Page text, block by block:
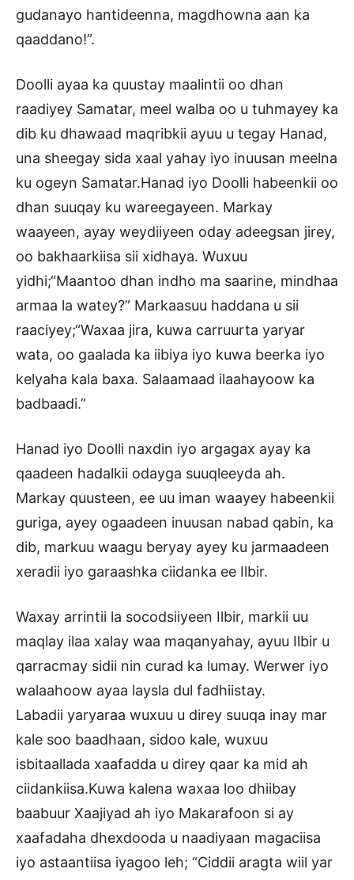
gudanayo hantideenna, magdhowna aan ka
qaaddano!”.
Doolli ayaa ka quustay maalintii oo dhan
raadiyey Samatar, meel walba oo u tuhmayey ka
dib ku dhawaad maqribkii ayuu u tegay Hanad,
una sheegay sida xaal yahay iyo inuusan meelna
ku ogeyn Samatar.Hanad iyo Doolli habeenkii oo
dhan suuqay ku wareegayeen. Markay
waayeen, ayay weydiiyeen oday adeegsan jirey,
oo bakhaarkiisa sii xidhaya. Wuxuu
yidhi;“Maantoo dhan indho ma saarine, mindhaa
armaa la watey?” Markaasuu haddana u sii
raaciyey;“Waxaa jira, kuwa carruurta yaryar
wata, oo gaalada ka iibiya iyo kuwa beerka iyo
kelyaha kala baxa. Salaamaad ilaahayoow ka
badbaadi.”
Hanad iyo Doolli naxdin iyo argagax ayay ka
qaadeen hadalkii odayga suuqleeyda ah.
Markay quusteen, ee uu iman waayey habeenkii
guriga, ayey ogaadeen inuusan nabad qabin, ka
dib, markuu waagu beryay ayey ku jarmaadeen
xeradii iyo garaashka ciidanka ee Ilbir.
Waxay arrintii la socodsiiyeen Ilbir, markii uu
maqlay ilaa xalay waa maqanyahay, ayuu Ilbir u
qarracmay sidii nin curad ka lumay. Werwer iyo
walaahoow ayaa laysla dul fadhiistay.
Labadii yaryaraa wuxuu u direy suuqa inay mar
kale soo baadhaan, sidoo kale, wuxuu
isbitaallada xaafadda u direy qaar ka mid ah
ciidankiisa.Kuwa kalena waxaa loo dhiibay
baabuur Xaajiyad ah iyo Makarafoon si ay
xaafadaha dhexdooda u naadiyaan magaciisa
iyo astaantiisa iyagoo leh; “Ciddii aragta wiil yar